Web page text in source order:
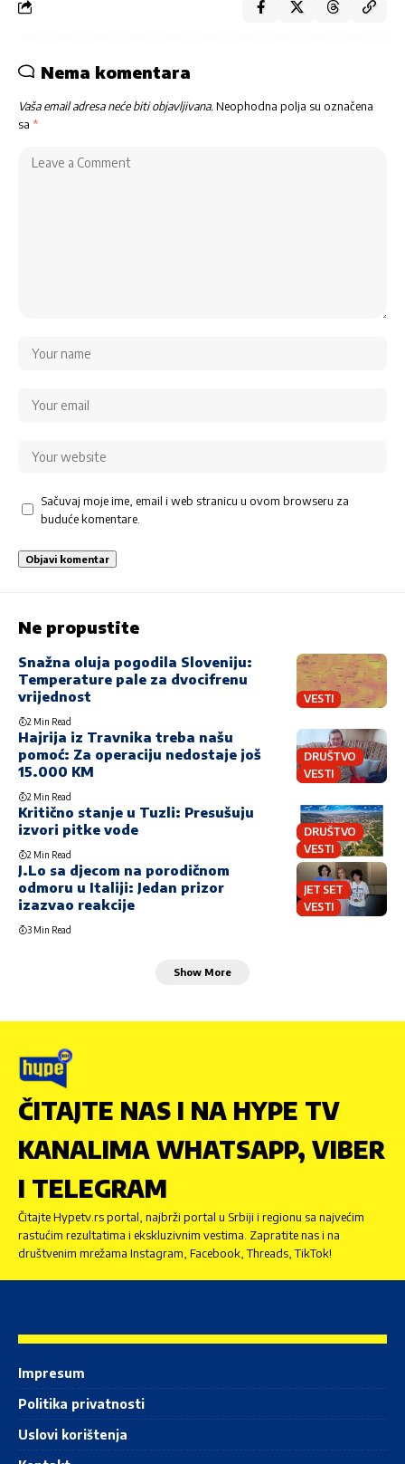
Nema komentara
Vaša email adresa neće biti objavljivana. Neophodna polja su označena
sa *
Sačuvaj moje ime, email i web stranicu u ovom browseru za
buduće komentare.
Ne propustite
VESTI
Snažna oluja pogodila Sloveniju:
Temperature pale za dvocifrenu
vrijednost
2 Min Read
DRUŠTVO
VESTI
Hajrija iz Travnika treba našu
pomoć: Za operaciju nedostaje još
15.000 KM
2 Min Read
DRUŠTVO
VESTI
Kritično stanje u Tuzli: Presušuju
izvori pitke vode
2 Min Read
JET SET
VESTI
J.Lo sa djecom na porodičnom
odmoru u Italiji: Jedan prizor
izazvao reakcije
3 Min Read
Show More
ČITAJTE NAS I NA HYPE TV
KANALIMA WHATSAPP, VIBER
I TELEGRAM
Čitajte Hypetv.rs portal, najbrži portal u Srbiji i regionu sa najvećim
rastućim rezultatima i ekskluzivnim vestima. Zapratite nas i na
društvenim mrežama Instagram, Facebook, Threads, TikTok!
Impresum
Politika privatnosti
Uslovi korištenja